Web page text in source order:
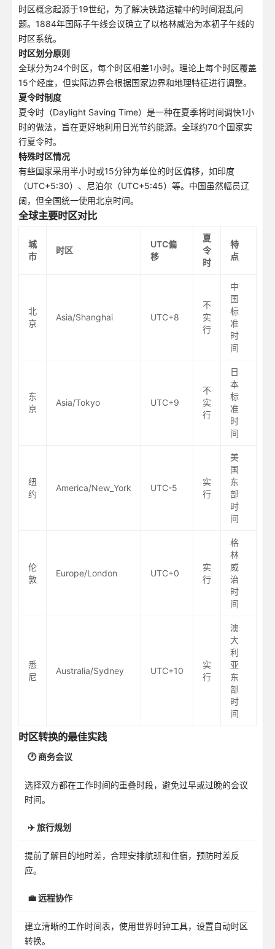
时区概念起源于19世纪，为了解决铁路运输中的时间混乱问
题。1884年国际子午线会议确立了以格林威治为本初子午线的
时区系统。
时区划分原则
全球分为24个时区，每个时区相差1小时。理论上每个时区覆盖
15个经度，但实际边界会根据国家边界和地理特征进行调整。
夏令时制度
夏令时（Daylight Saving Time）是一种在夏季将时间调快1小
时的做法，旨在更好地利用日光节约能源。全球约70个国家实
行夏令时。
特殊时区情况
有些国家采用半小时或15分钟为单位的时区偏移，如印度
（UTC+5:30）、尼泊尔（UTC+5:45）等。中国虽然幅员辽
阔，但全国统一使用北京时间。
全球主要时区对比
城
市
时区
UTC偏
移
夏
令
时
特
点
北
京
Asia/Shanghai UTC+8
不
实
行
中
国
标
准
时
间
东
京
Asia/Tokyo UTC+9
不
实
行
日
本
标
准
时
间
纽
约
America/New_York UTC-5
实
行
美
国
东
部
时
间
伦
敦
Europe/London UTC+0
实
行
格
林
威
治
时
间
悉
尼
Australia/Sydney UTC+10
实
行
澳
大
利
亚
东
部
时
间
时区转换的最佳实践
🕐 商务会议
选择双方都在工作时间的重叠时段，避免过早或过晚的会议
时间。
✈️ 旅行规划
提前了解目的地时差，合理安排航班和住宿，预防时差反
应。
💼 远程协作
建立清晰的工作时间表，使用世界时钟工具，设置自动时区
转换。